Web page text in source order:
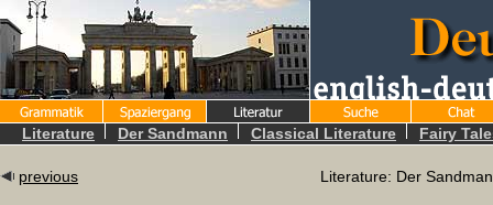
Literature Der Sandmann Classical Literature Fairy
previous Literature: Der